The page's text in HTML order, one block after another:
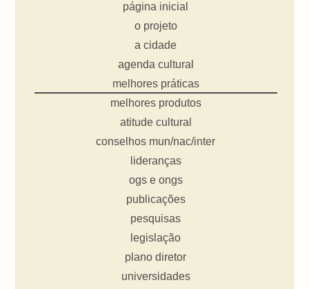
página inicial
o projeto
a cidade
agenda cultural
melhores práticas
melhores produtos
atitude cultural
conselhos mun/nac/inter
lideranças
ogs e ongs
publicações
pesquisas
legislação
plano diretor
universidades